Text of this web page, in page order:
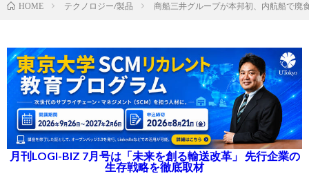
HOME テクノロジー/製品 商船三井グループが本邦初、内航船で廃
月刊LOGI-BIZ 7月号は「未来を創る輸送改革」 先行企業の
生存戦略を徹底取材